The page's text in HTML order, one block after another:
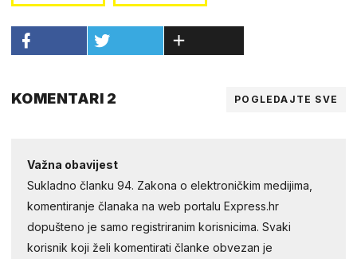
KOMENTARI 2 POGLEDAJTE SVE
Važna obavijest
Sukladno članku 94. Zakona o elektroničkim medijima,
komentiranje članaka na web portalu Express.hr
dopušteno je samo registriranim korisnicima. Svaki
korisnik koji želi komentirati članke obvezan je